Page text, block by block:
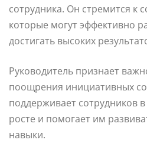
сотрудника. Он стремится к
которые могут эффективно
достигать высоких
Руководитель признает
поощрения инициативных
поддерживает сотрудников
росте и помогает им
навыки.